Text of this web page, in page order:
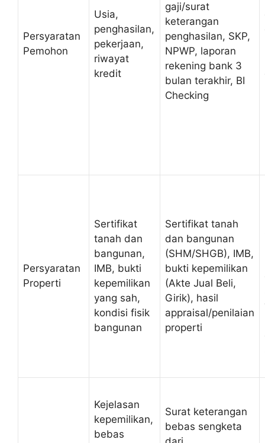
Persyaratan
Pemohon
Usia,
penghasilan,
pekerjaan,
riwayat
kredit
gaji/surat
keterangan
penghasilan, SKP,
NPWP, laporan
rekening bank 3
bulan terakhir, BI
Checking
Persyaratan
Properti
Sertifikat
tanah dan
bangunan,
IMB, bukti
kepemilikan
yang sah,
kondisi fisik
bangunan
Sertifikat tanah
dan bangunan
(SHM/SHGB), IMB,
bukti kepemilikan
(Akte Jual Beli,
Girik), hasil
appraisal/penilaian
properti
Kejelasan
kepemilikan,
bebas
Surat keterangan
bebas sengketa